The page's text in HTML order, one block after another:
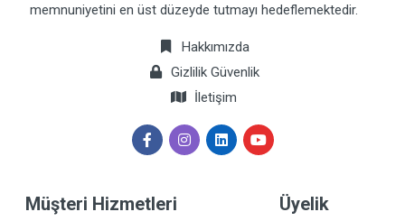
memnuniyetini en üst düzeyde tutmayı hedeflemektedir.
Hakkımızda
Gizlilik Güvenlik
İletişim
Müşteri Hizmetleri Üyelik